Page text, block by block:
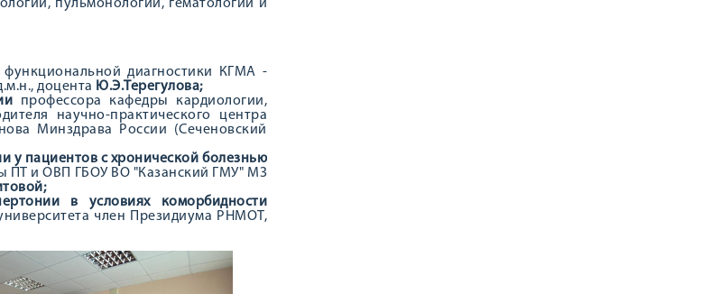
пульмонологии, гематологии и
диагностики КГМА -
доцента Ю.Э.Терегулова;
профессора кафедры кардиологии,
научно-практического центра
Минздрава России (Сеченовский
у пациентов с хронической болезнью
ПТ и ОВП ГБОУ ВО "Казанский ГМУ" МЗ
в условиях коморбидности
член Президиума РНМОТ,